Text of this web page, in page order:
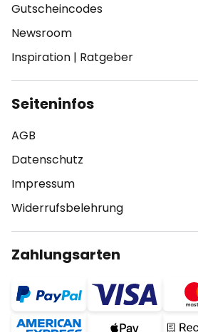
Gutscheincodes
Newsroom
Inspiration | Ratgeber
Seiteninfos
AGB
Datenschutz
Impressum
Widerrufsbelehrung
Zahlungsarten